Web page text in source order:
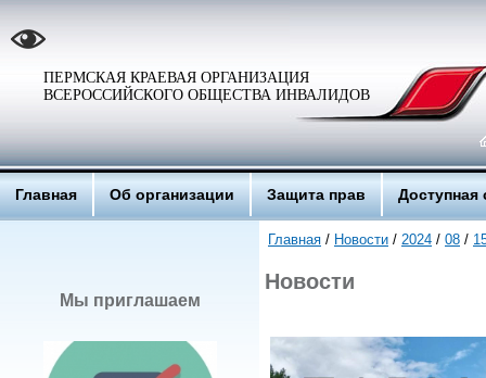
ПЕРМСКАЯ КРАЕВАЯ ОРГАНИЗАЦИЯ
ВСЕРОССИЙСКОГО ОБЩЕСТВА ИНВАЛИДОВ
Главная Об организации Защита прав Доступная
Мы приглашаем
Главная / Новости / 2024 / 08 /
Новости